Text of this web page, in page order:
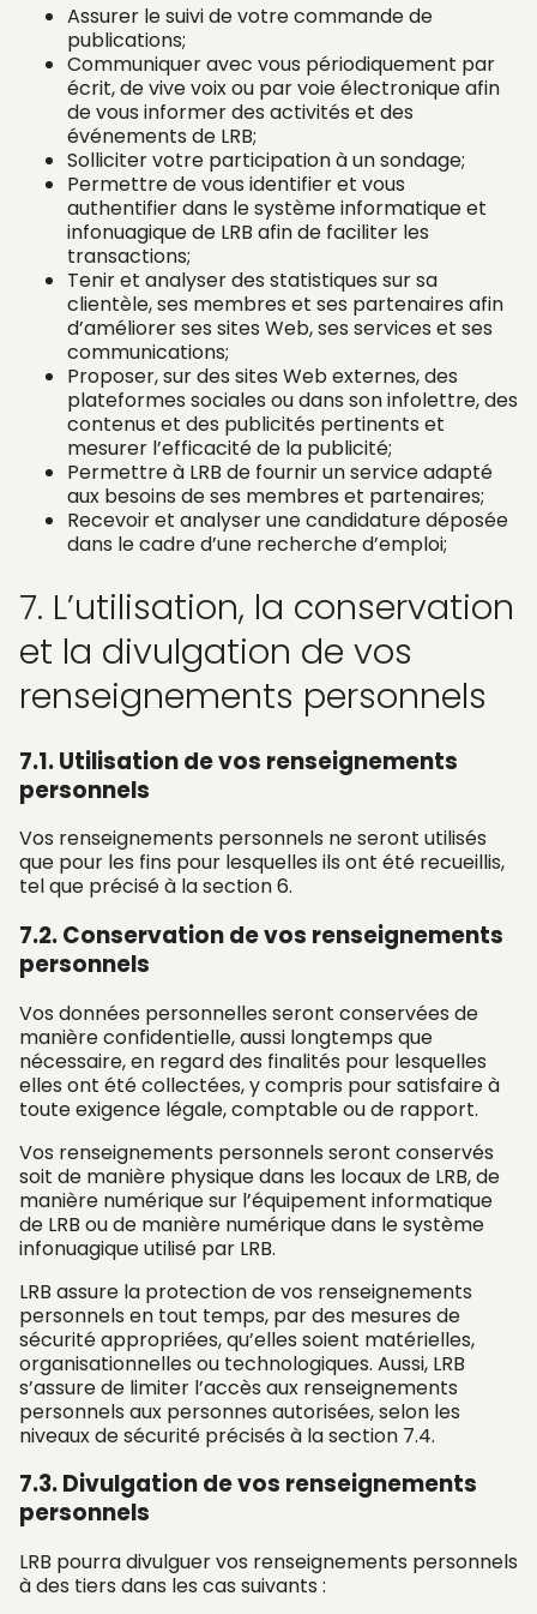
Assurer le suivi de votre commande de
publications;
Communiquer avec vous périodiquement par
écrit, de vive voix ou par voie électronique afin
de vous informer des activités et des
événements de LRB;
Solliciter votre participation à un sondage;
Permettre de vous identifier et vous
authentifier dans le système informatique et
infonuagique de LRB afin de faciliter les
transactions;
Tenir et analyser des statistiques sur sa
clientèle, ses membres et ses partenaires afin
d’améliorer ses sites Web, ses services et ses
communications;
Proposer, sur des sites Web externes, des
plateformes sociales ou dans son infolettre, des
contenus et des publicités pertinents et
mesurer l’efficacité de la publicité;
Permettre à LRB de fournir un service adapté
aux besoins de ses membres et partenaires;
Recevoir et analyser une candidature déposée
dans le cadre d’une recherche d’emploi;
7. L’utilisation, la conservation
et la divulgation de vos
renseignements personnels
7.1. Utilisation de vos renseignements
personnels
Vos renseignements personnels ne seront utilisés
que pour les fins pour lesquelles ils ont été recueillis,
tel que précisé à la section 6.
7.2. Conservation de vos renseignements
personnels
Vos données personnelles seront conservées de
manière confidentielle, aussi longtemps que
nécessaire, en regard des finalités pour lesquelles
elles ont été collectées, y compris pour satisfaire à
toute exigence légale, comptable ou de rapport.
Vos renseignements personnels seront conservés
soit de manière physique dans les locaux de LRB, de
manière numérique sur l’équipement informatique
de LRB ou de manière numérique dans le système
infonuagique utilisé par LRB.
LRB assure la protection de vos renseignements
personnels en tout temps, par des mesures de
sécurité appropriées, qu’elles soient matérielles,
organisationnelles ou technologiques. Aussi, LRB
s’assure de limiter l’accès aux renseignements
personnels aux personnes autorisées, selon les
niveaux de sécurité précisés à la section 7.4.
7.3. Divulgation de vos renseignements
personnels
LRB pourra divulguer vos renseignements personnels
à des tiers dans les cas suivants :